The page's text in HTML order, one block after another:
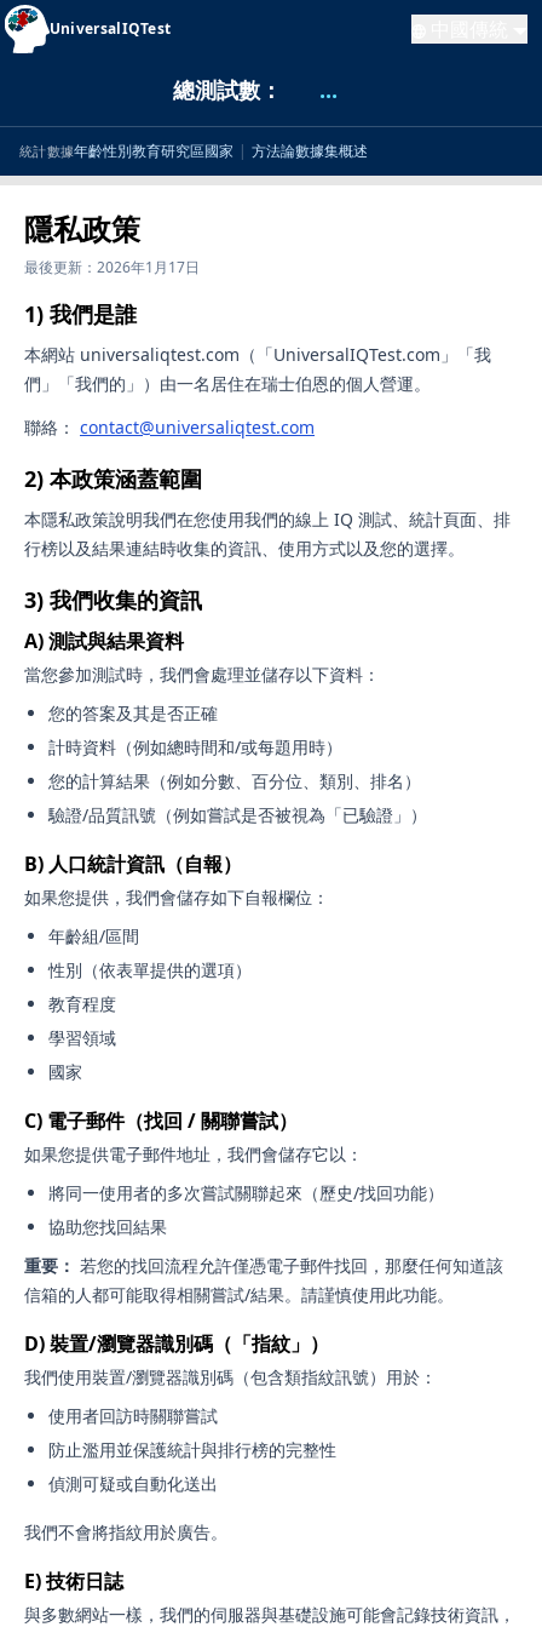
UniversalIQTest
總測試數： ...
統計數據年齡性別教育研究區國家 | 方法論數據集概述
隱私政策
最後更新：2026年1月17日
1) 我們是誰
本網站 universaliqtest.com（「UniversalIQTest.com」「我
們」「我們的」）由一名居住在瑞士伯恩的個人營運。
聯絡： contact@universaliqtest.com
2) 本政策涵蓋範圍
本隱私政策說明我們在您使用我們的線上 IQ 測試、統計頁面、排
行榜以及結果連結時收集的資訊、使用方式以及您的選擇。
3) 我們收集的資訊
A) 測試與結果資料
當您參加測試時，我們會處理並儲存以下資料：
您的答案及其是否正確
計時資料（例如總時間和/或每題用時）
您的計算結果（例如分數、百分位、類別、排名）
驗證/品質訊號（例如嘗試是否被視為「已驗證」）
B) 人口統計資訊（自報）
如果您提供，我們會儲存如下自報欄位：
年齡組/區間
性別（依表單提供的選項）
教育程度
學習領域
國家
C) 電子郵件（找回 / 關聯嘗試）
如果您提供電子郵件地址，我們會儲存它以：
將同一使用者的多次嘗試關聯起來（歷史/找回功能）
協助您找回結果
重要： 若您的找回流程允許僅憑電子郵件找回，那麼任何知道該
信箱的人都可能取得相關嘗試/結果。請謹慎使用此功能。
D) 裝置/瀏覽器識別碼（「指紋」）
我們使用裝置/瀏覽器識別碼（包含類指紋訊號）用於：
使用者回訪時關聯嘗試
防止濫用並保護統計與排行榜的完整性
偵測可疑或自動化送出
我們不會將指紋用於廣告。
E) 技術日誌
與多數網站一樣，我們的伺服器與基礎設施可能會記錄技術資訊，